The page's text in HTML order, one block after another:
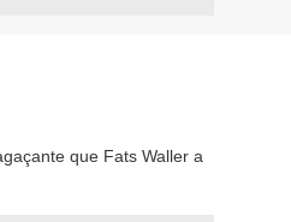
que Fats Waller a